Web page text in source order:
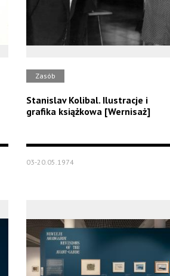
Zasób
Stanislav Kolibal. Ilustracje i
grafika książkowa [Wernisaż]
03-20.05.1974